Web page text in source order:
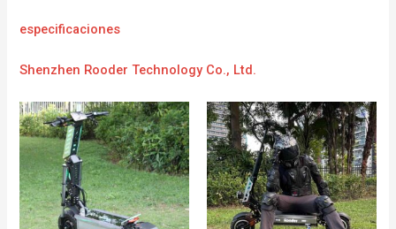
especificaciones
Shenzhen Rooder Technology Co., Ltd.